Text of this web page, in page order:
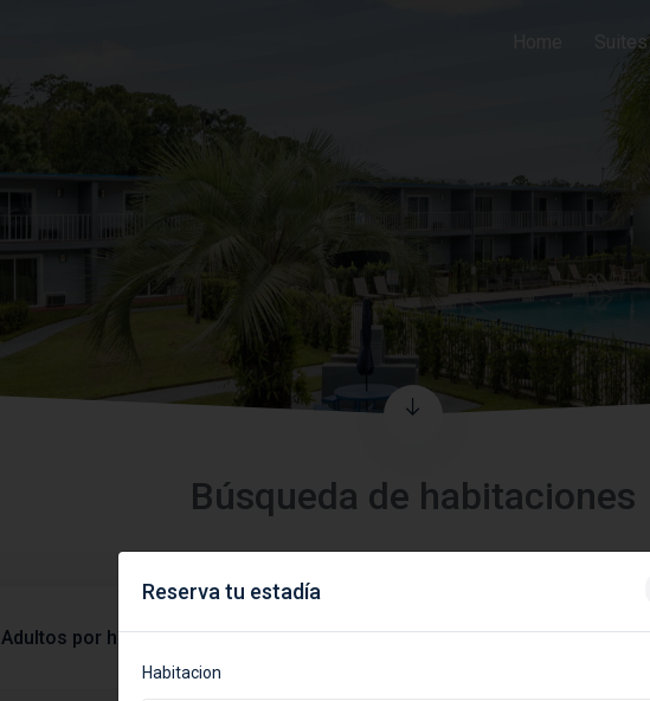
Suites
Búsqueda de habitaciones
Adultos por habitación: 0 Niños: 0 Habitaciones: 1
Reserva tu estadía
Habitacion